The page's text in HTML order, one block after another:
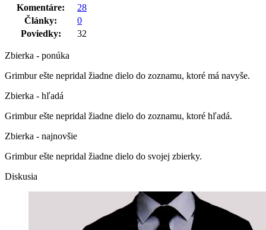
Komentáre:
28
Články:
0
Poviedky:
32
Zbierka - ponúka
Grimbur ešte nepridal žiadne dielo do zoznamu, ktoré má navyše.
Zbierka - hľadá
Grimbur ešte nepridal žiadne dielo do zoznamu, ktoré hľadá.
Zbierka - najnovšie
Grimbur ešte nepridal žiadne dielo do svojej zbierky.
Diskusia